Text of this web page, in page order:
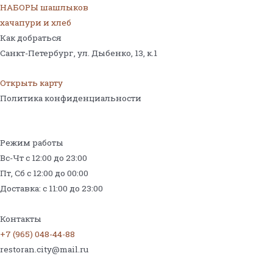
НАБОРЫ шашлыков
хачапури и хлеб
Как добраться
Санкт-Петербург, ул. Дыбенко, 13, к.1
Открыть карту
Политика конфиденциальности
Режим работы
Вс-Чт с 12:00 до 23:00
Пт, Сб с 12:00 до 00:00
Доставка: с 11:00 до 23:00
Контакты
+7 (965) 048-44-88
restoran.city@mail.ru